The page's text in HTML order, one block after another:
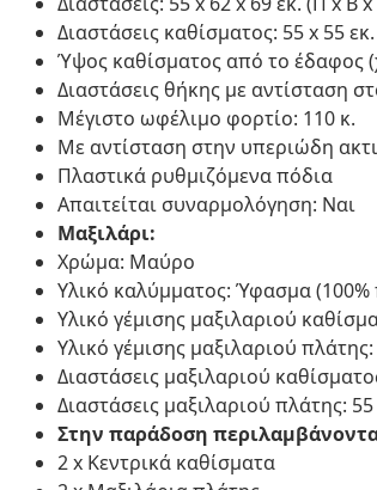
Διαστάσεις καθίσματος: 55 x 55
Ύψος καθίσματος από το έδαφος
Διαστάσεις θήκης με αντίσταση
Μέγιστο ωφέλιμο φορτίο: 110 κ.
Με αντίσταση στην υπεριώδη
Πλαστικά ρυθμιζόμενα πόδια
Απαιτείται συναρμολόγηση: Ναι
Μαξιλάρι:
Χρώμα: Μαύρο
Υλικό καλύμματος: Ύφασμα (100%
Υλικό γέμισης μαξιλαριού
Υλικό γέμισης μαξιλαριού
Διαστάσεις μαξιλαριού
Διαστάσεις μαξιλαριού πλάτης:
Στην παράδοση
2 x Κεντρικά καθίσματα